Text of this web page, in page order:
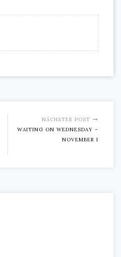
NÄCHSTER POST
WAITING ON WEDNESDAY –
NOVEMBER I